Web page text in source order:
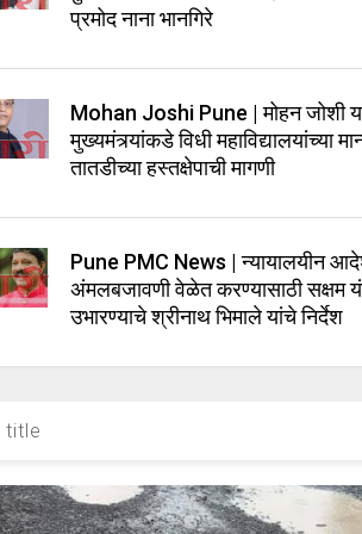
प्रमोद नाना भानगिरे
Mohan Joshi Pune | मोहन जोशी
मुख्यमंत्र्यांकडे विधी महाविद्यालयांच्या
तातडीच्या हस्तक्षेपाची मागणी
Pune PMC News | न्यायालयीन
अंमलबजावणी वेळेत करण्यासाठी सक्षम
उभारण्याचे श्रीनाथ भिमाले यांचे निर्देश